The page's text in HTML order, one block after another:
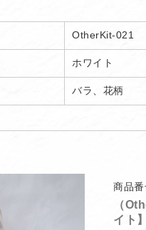
OtherKit-021
ホワイト
バラ、花柄
商品
（
イト